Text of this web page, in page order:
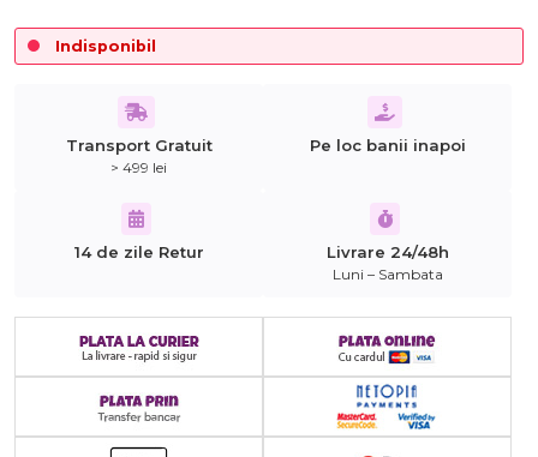
Indisponibil
Transport Gratuit
> 499 lei
Pe loc banii inapoi
14 de zile Retur Livrare 24/48h
Luni – Sambata